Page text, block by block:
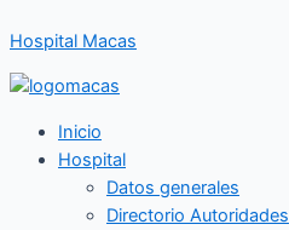
al
contenido
Hospital Macas
Inicio
Hospital
Datos generales
Directorio Autoridades